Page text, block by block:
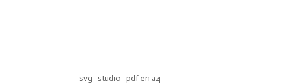
svg- studio- pdf en a4